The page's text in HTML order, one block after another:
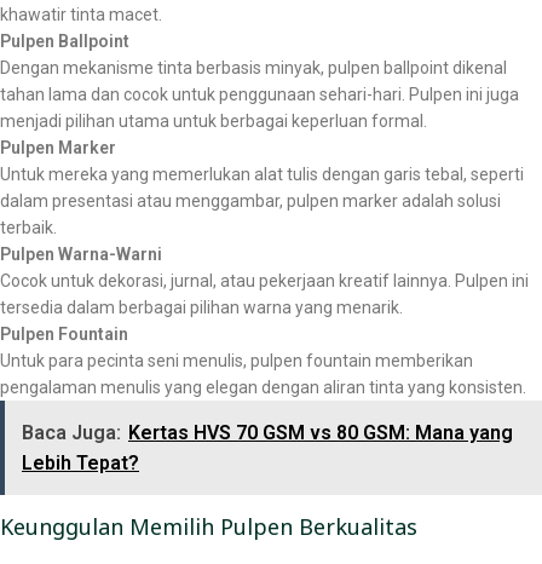
khawatir tinta macet.
Pulpen Ballpoint
Dengan mekanisme tinta berbasis minyak, pulpen ballpoint dikenal
tahan lama dan cocok untuk penggunaan sehari-hari. Pulpen ini juga
menjadi pilihan utama untuk berbagai keperluan formal.
Pulpen Marker
Untuk mereka yang memerlukan alat tulis dengan garis tebal, seperti
dalam presentasi atau menggambar, pulpen marker adalah solusi
terbaik.
Pulpen Warna-Warni
Cocok untuk dekorasi, jurnal, atau pekerjaan kreatif lainnya. Pulpen ini
tersedia dalam berbagai pilihan warna yang menarik.
Pulpen Fountain
Untuk para pecinta seni menulis, pulpen fountain memberikan
pengalaman menulis yang elegan dengan aliran tinta yang konsisten.
Baca Juga: Kertas HVS 70 GSM vs 80 GSM: Mana yang
Lebih Tepat?
Keunggulan Memilih Pulpen Berkualitas